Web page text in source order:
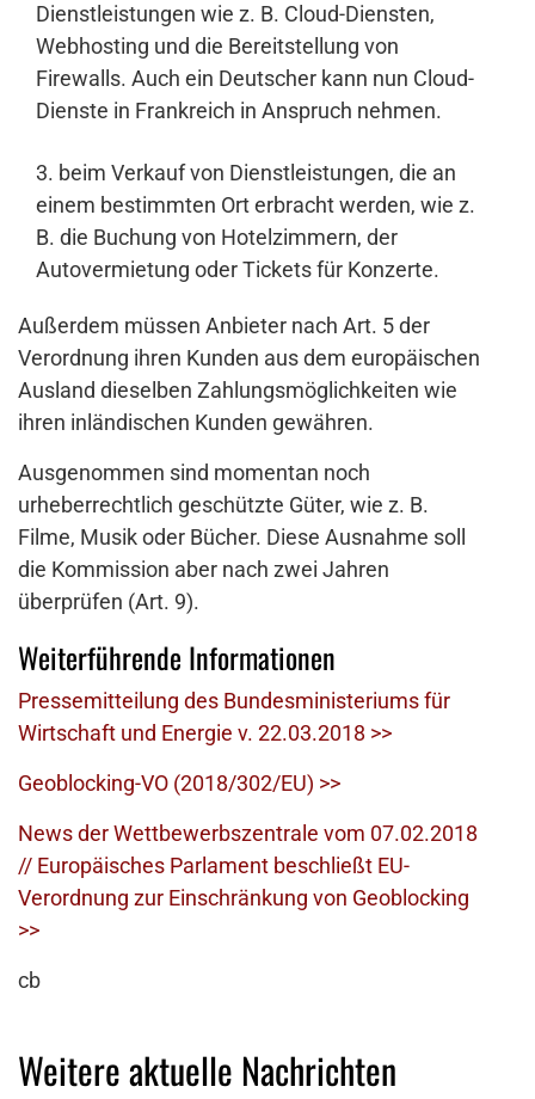
Dienstleistungen wie z. B. Cloud-Diensten,
Webhosting und die Bereitstellung von
Firewalls. Auch ein Deutscher kann nun Cloud-
Dienste in Frankreich in Anspruch nehmen.
beim Verkauf von Dienstleistungen, die an
einem bestimmten Ort erbracht werden, wie z.
B. die Buchung von Hotelzimmern, der
Autovermietung oder Tickets für Konzerte.
Außerdem müssen Anbieter nach Art. 5 der
Verordnung ihren Kunden aus dem europäischen
Ausland dieselben Zahlungsmöglichkeiten wie
ihren inländischen Kunden gewähren.
Ausgenommen sind momentan noch
urheberrechtlich geschützte Güter, wie z. B.
Filme, Musik oder Bücher. Diese Ausnahme soll
die Kommission aber nach zwei Jahren
überprüfen (Art. 9).
Weiterführende Informationen
Pressemitteilung des Bundesministeriums für
Wirtschaft und Energie v. 22.03.2018 >>
Geoblocking-VO (2018/302/EU) >>
News der Wettbewerbszentrale vom 07.02.2018
// Europäisches Parlament beschließt EU-
Verordnung zur Einschränkung von Geoblocking
>>
cb
Weitere aktuelle Nachrichten